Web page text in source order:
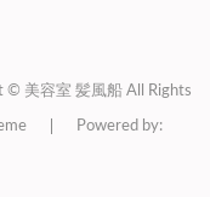
美容室 髪風船 All Rights
Powered by: